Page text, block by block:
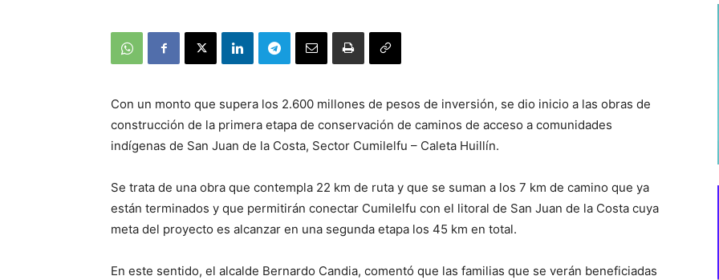
Con un monto que supera los 2.600 millones de pesos de inversión, se dio inicio a las obras de
construcción de la primera etapa de conservación de caminos de acceso a comunidades
indígenas de San Juan de la Costa, Sector Cumilelfu – Caleta Huillín.
Se trata de una obra que contempla 22 km de ruta y que se suman a los 7 km de camino que ya
están terminados y que permitirán conectar Cumilelfu con el litoral de San Juan de la Costa cuya
meta del proyecto es alcanzar en una segunda etapa los 45 km en total.
En este sentido, el alcalde Bernardo Candia, comentó que las familias que se verán beneficiadas